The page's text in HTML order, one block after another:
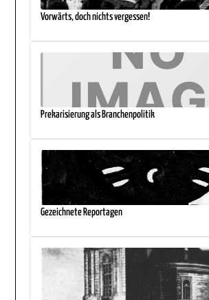
Vorwärts, doch nichts vergessen!
Prekarisierung als Branchenpolitik
Gezeichnete Reportagen